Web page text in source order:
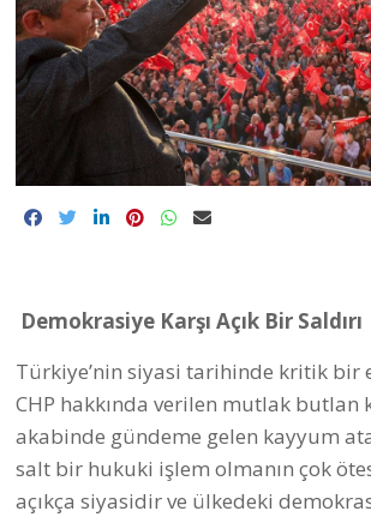
Demokrasiye Karşı Açık Bir Saldırı
Türkiye’nin siyasi tarihinde kritik bir
CHP hakkında verilen mutlak butlan
akabinde gündeme gelen kayyum
salt bir hukuki işlem olmanın çok
açıkça siyasidir ve ülkedeki